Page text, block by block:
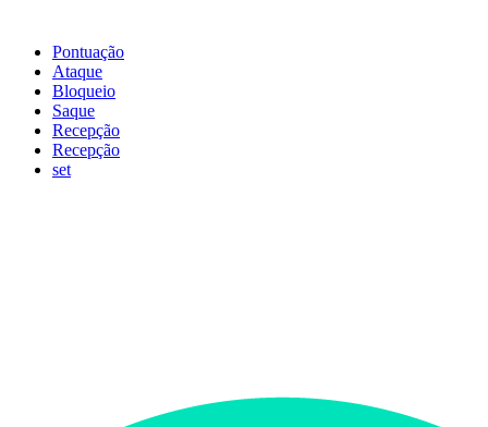
Pontuação
Ataque
Bloqueio
Saque
Recepção
Recepção
set